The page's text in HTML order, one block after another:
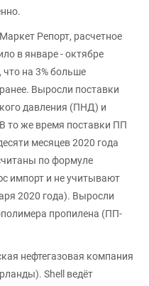
Репорт, расчетное
в январе - октябре
что на 3% больше
Выросли поставки
давления (ПНД) и
то же время поставки ПП
месяцев 2020 года
по формуле
импорт и не учитывают
2020 года). Выросли
пропилена (ПП-
нефтегазовая компания
Shell ведёт